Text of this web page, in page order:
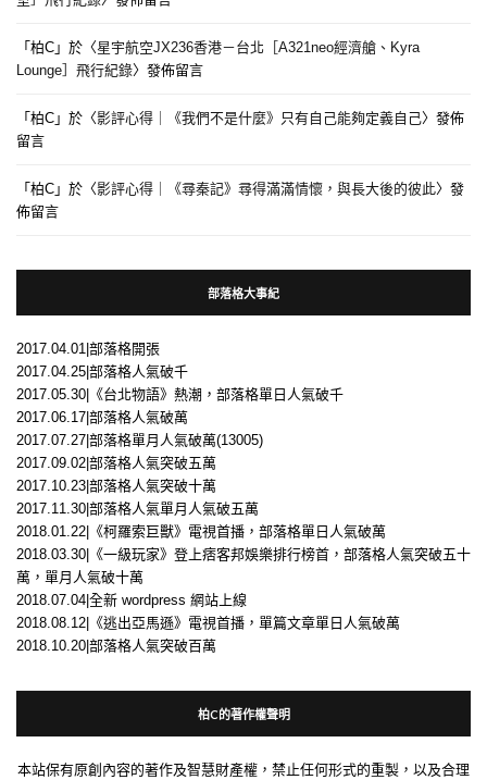
「 柏C 」於〈星宇航空JX236香港－台北［A321neo經濟艙、Kyra
Lounge］飛行紀錄〉發佈留言
「 柏C 」於〈影評心得｜《我們不是什麼》只有自己能夠定義自己〉發佈
留言
「 柏C 」於〈影評心得｜《尋秦記》尋得滿滿情懷，與長大後的彼此〉發
佈留言
部落格大事紀
2017.04.01|部落格開張
2017.04.25|部落格人氣破千
2017.05.30|《台北物語》熱潮，部落格單日人氣破千
2017.06.17|部落格人氣破萬
2017.07.27|部落格單月人氣破萬(13005)
2017.09.02|部落格人氣突破五萬
2017.10.23|部落格人氣突破十萬
2017.11.30|部落格人氣單月人氣破五萬
2018.01.22|《柯羅索巨獸》電視首播，部落格單日人氣破萬
2018.03.30|《一級玩家》登上痞客邦娛樂排行榜首，部落格人氣突破五十
萬，單月人氣破十萬
2018.07.04|全新 wordpress 網站上線
2018.08.12|《逃出亞馬遜》電視首播，單篇文章單日人氣破萬
2018.10.20|部落格人氣突破百萬
柏C的著作權聲明
本站保有原創內容的著作及智慧財產權，禁止任何形式的重製，以及合理